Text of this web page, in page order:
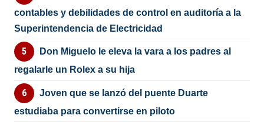
contables y debilidades de control en auditoría a la
Superintendencia de Electricidad
Don Miguelo le eleva la vara a los padres al
regalarle un Rolex a su hija
Joven que se lanzó del puente Duarte
estudiaba para convertirse en piloto